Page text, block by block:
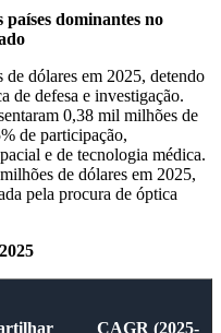
dominantes no
dólares em 2025, detendo
de defesa e investigação.
0,38 mil milhões de
de participação,
e de tecnologia médica.
de dólares em 2025,
pela procura de óptica
CAGR (2025-